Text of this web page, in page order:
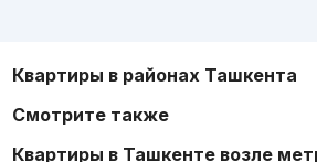
Квартиры в районах Ташкента
Смотрите также
Квартиры в Ташкенте возле